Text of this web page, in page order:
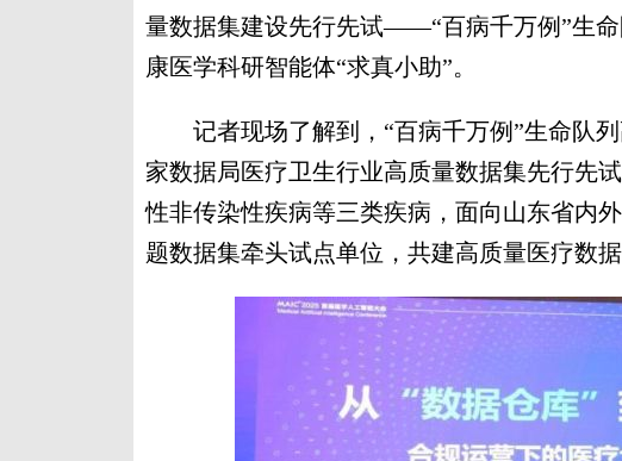
量数据集建设先行先试——“百病千万例”生
康医学科研智能体“求真小助”。
记者现场了解到，“百病千万例”生命队列
家数据局医疗卫生行业高质量数据集先行先
性非传染性疾病等三类疾病，面向山东省内
题数据集牵头试点单位，共建高质量医疗数据